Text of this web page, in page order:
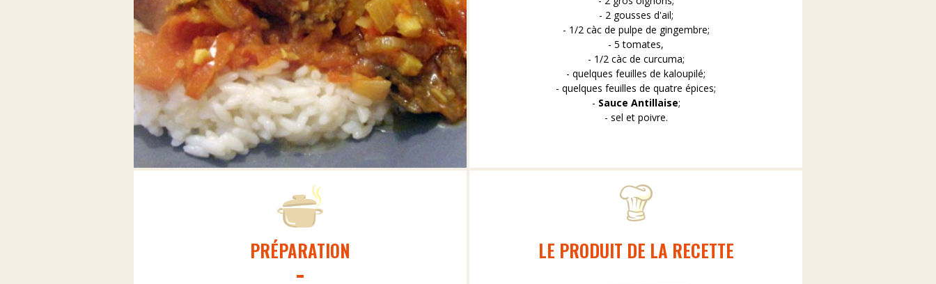
- 2 gousses d'ail;
- 1/2 càc de pulpe de gingembre;
- 5 tomates,
- 1/2 càc de curcuma;
- quelques feuilles de kaloupilé;
- quelques feuilles de quatre épices;
- Sauce Antillaise;
- sel et poivre.
PRÉPARATION LE PRODUIT DE LA RECETTE